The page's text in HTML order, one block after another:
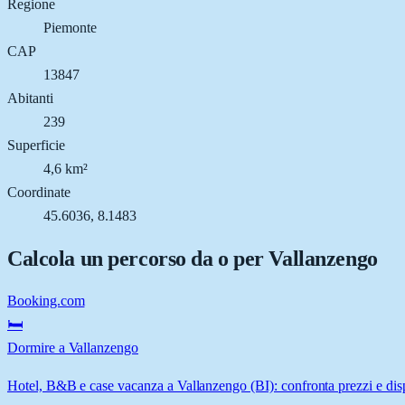
Regione
Piemonte
CAP
13847
Abitanti
239
Superficie
4,6 km²
Coordinate
45.6036, 8.1483
Calcola un percorso da o perVallanzengo
Booking.com
🛏️
Dormire a Vallanzengo
Hotel, B&B e case vacanza a Vallanzengo (BI): confronta prezzi e